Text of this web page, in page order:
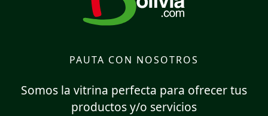
PAUTA CON NOSOTROS
Somos la vitrina perfecta para ofrecer tus
productos y/o servicios